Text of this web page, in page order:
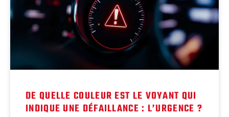
DE QUELLE COULEUR EST LE VOYANT QUI
INDIQUE UNE DÉFAILLANCE : L’URGENCE ?